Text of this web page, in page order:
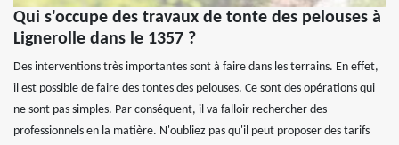
Qui s'occupe des travaux de tonte des pelouses à
Lignerolle dans le 1357 ?
Des interventions très importantes sont à faire dans les terrains. En effet,
il est possible de faire des tontes des pelouses. Ce sont des opérations qui
ne sont pas simples. Par conséquent, il va falloir rechercher des
professionnels en la matière. N'oubliez pas qu'il peut proposer des tarifs